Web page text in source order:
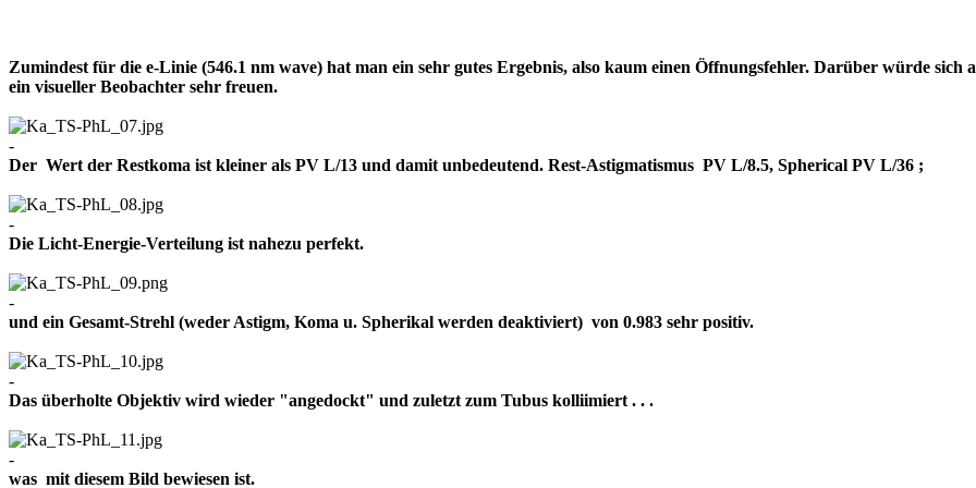
Zumindest für die e-Linie (546.1 nm wave) hat man ein sehr gutes Ergebnis, also kaum einen Öffnungsfehler. Darüber würde sich
ein visueller Beobachter sehr freuen.
-
Der Wert der Restkoma ist kleiner als PV L/13 und damit unbedeutend. Rest-Astigmatismus PV L/8.5, Spherical PV L/36 ;
-
Die Licht-Energie-Verteilung ist nahezu perfekt.
-
und ein Gesamt-Strehl (weder Astigm, Koma u. Spherikal werden deaktiviert) von 0.983 sehr positiv.
-
Das überholte Objektiv wird wieder "angedockt" und zuletzt zum Tubus kolliimiert . . .
-
was mit diesem Bild bewiesen ist.